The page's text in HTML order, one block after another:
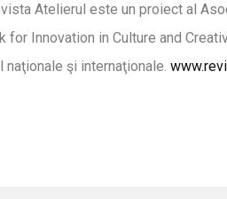
Atelierul este un proiect al
for Innovation in Culture and
şi internaţionale.